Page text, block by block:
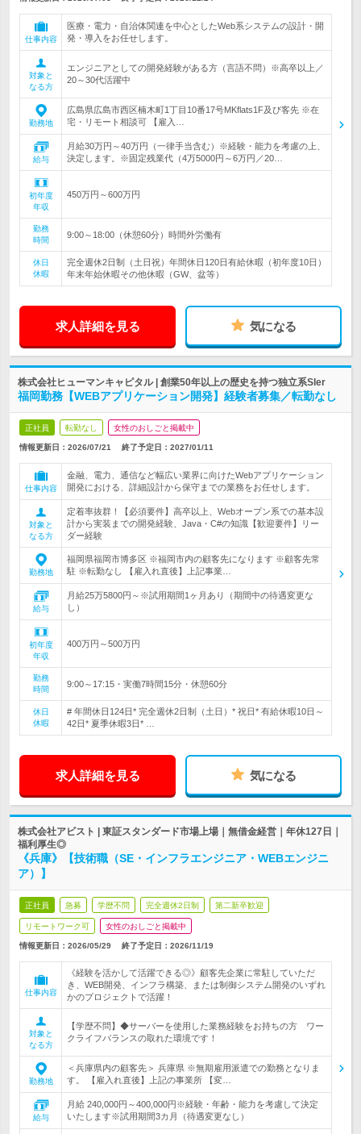
仕事内容
医療・電力・自治体関連を中心としたWeb系システムの設計・開
発・導入をお任せします。
対象と
なる方
エンジニアとしての開発経験がある方（言語不問）※高卒以上／
20～30代活躍中
勤務地
広島県広島市西区楠木町1丁目10番17号MKflats1F及び客先 ※在
宅・リモート相談可 【雇入…
給与
月給30万円～40万円（一律手当含む）※経験・能力を考慮の上、
決定します。※固定残業代（4万5000円～6万円／20…
初年度
年収
450万円～600万円
勤務
時間
9:00～18:00（休憩60分）時間外労働有
休日
休暇
完全週休2日制（土日祝）年間休日120日有給休暇（初年度10日）
年末年始休暇その他休暇（GW、盆等）
求人詳細を見る 気になる
株式会社ヒューマンキャピタル | 創業50年以上の歴史を持つ独立系SIer
福岡勤務【WEBアプリケーション開発】経験者募集／転勤なし
正社員 転勤なし 女性のおしごと掲載中
情報更新日：2026/07/21 終了予定日： 2027/01/11
仕事内容
金融、電力、通信など幅広い業界に向けたWebアプリケーション
開発における、詳細設計から保守までの業務をお任せします。
対象と
なる方
定着率抜群！【必須要件】高卒以上、Webオープン系での基本設
計から実装までの開発経験、Java・C#の知識【歓迎要件】リー
ダー経験
勤務地
福岡県福岡市博多区 ※福岡市内の顧客先になります ※顧客先常
駐 ※転勤なし 【雇入れ直後】上記事業…
給与
月給25万5800円～※試用期間1ヶ月あり（期間中の待遇変更な
し）
初年度
年収
400万円～500万円
勤務
時間
9:00～17:15・実働7時間15分・休憩60分
休日
休暇
# 年間休日124日* 完全週休2日制（土日）* 祝日* 有給休暇10日～
42日* 夏季休暇3日* …
求人詳細を見る 気になる
株式会社アビスト | 東証スタンダード市場上場｜無借金経営｜年休127日｜
福利厚生◎
《兵庫》【技術職（SE・インフラエンジニア・WEBエンジニ
ア）】
正社員 急募 学歴不問 完全週休2日制 第二新卒歓迎
リモートワーク可 女性のおしごと掲載中
情報更新日：2026/05/29 終了予定日： 2026/11/19
仕事内容
《経験を活かして活躍できる◎》顧客先企業に常駐していただ
き、WEB開発、インフラ構築、または制御システム開発のいずれ
かのプロジェクトで活躍！
対象と
なる方
【学歴不問】◆サーバーを使用した業務経験をお持ちの方 ワー
クライフバランスの取れた環境です！
勤務地
＜兵庫県内の顧客先＞ 兵庫県 ※無期雇用派遣での勤務となりま
す。 【雇入れ直後】上記の事業所 【変…
給与
月給 240,000円～400,000円※経験・年齢・能力を考慮して決定
いたします※試用期間3カ月（待遇変更なし）